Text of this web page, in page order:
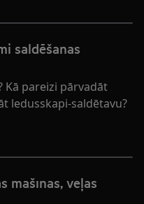
saldēšanas
Kā pareizi pārvadāt
ledusskapi-saldētavu?
mašīnas, veļas